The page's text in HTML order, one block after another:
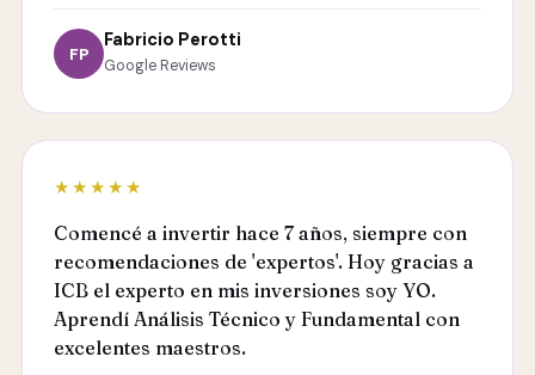
FP
Fabricio Perotti
Google Reviews
★★★★★
Comencé a invertir hace 7 años, siempre con
recomendaciones de 'expertos'. Hoy gracias a
ICB el experto en mis inversiones soy YO.
Aprendí Análisis Técnico y Fundamental con
excelentes maestros.